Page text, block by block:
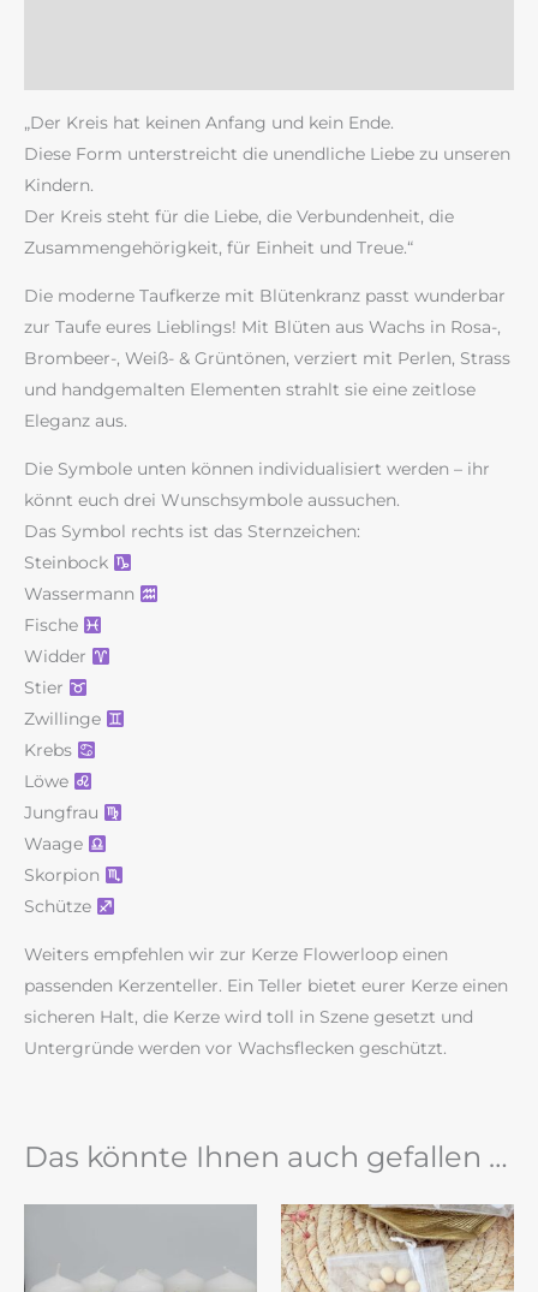
„Der Kreis hat keinen Anfang und kein Ende.
Diese Form unterstreicht die unendliche Liebe zu unseren
Kindern.
Der Kreis steht für die Liebe, die Verbundenheit, die
Zusammengehörigkeit, für Einheit und Treue.“
Die moderne Taufkerze mit Blütenkranz passt wunderbar
zur Taufe eures Lieblings! Mit Blüten aus Wachs in Rosa-,
Brombeer-, Weiß- & Grüntönen, verziert mit Perlen, Strass
und handgemalten Elementen strahlt sie eine zeitlose
Eleganz aus.
Die Symbole unten können individualisiert werden – ihr
könnt euch drei Wunschsymbole aussuchen.
Das Symbol rechts ist das Sternzeichen:
Steinbock
Wassermann
Fische
Widder
Stier
Zwillinge
Krebs
Löwe
Jungfrau
Waage
Skorpion
Schütze
Weiters empfehlen wir zur Kerze Flowerloop einen
passenden Kerzenteller. Ein Teller bietet eurer Kerze einen
sicheren Halt, die Kerze wird toll in Szene gesetzt und
Untergründe werden vor Wachsflecken geschützt.
Das könnte Ihnen auch gefallen …